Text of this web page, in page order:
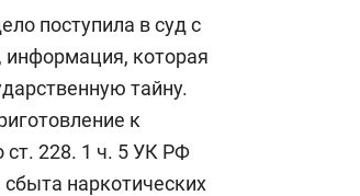
поступила в суд с
информация, которая
тайну.
к
ст. 228. 1 ч. 5 УК РФ
наркотических